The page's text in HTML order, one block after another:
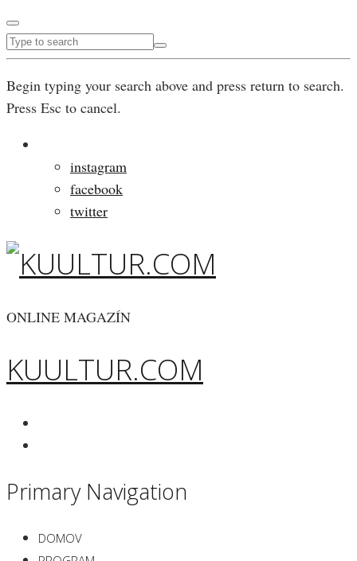
Begin typing your search above and press return to search.
Press Esc to cancel.
instagram
facebook
twitter
ONLINE MAGAZÍN
KUULTUR.COM
Primary Navigation
DOMOV